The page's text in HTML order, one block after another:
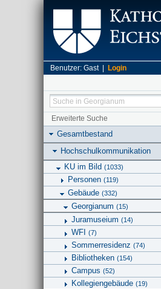
Benutzer: Gast | Login
Erweiterte Suche
Gesamtbestand
Hochschulkommunikation
KU im Bild (1033)
Personen (119)
Gebäude (332)
Georgianum (15)
Juramuseium (14)
WFI (7)
Sommerresidenz (74)
Bibliotheken (154)
Campus (52)
Kollegiengebäude (19)